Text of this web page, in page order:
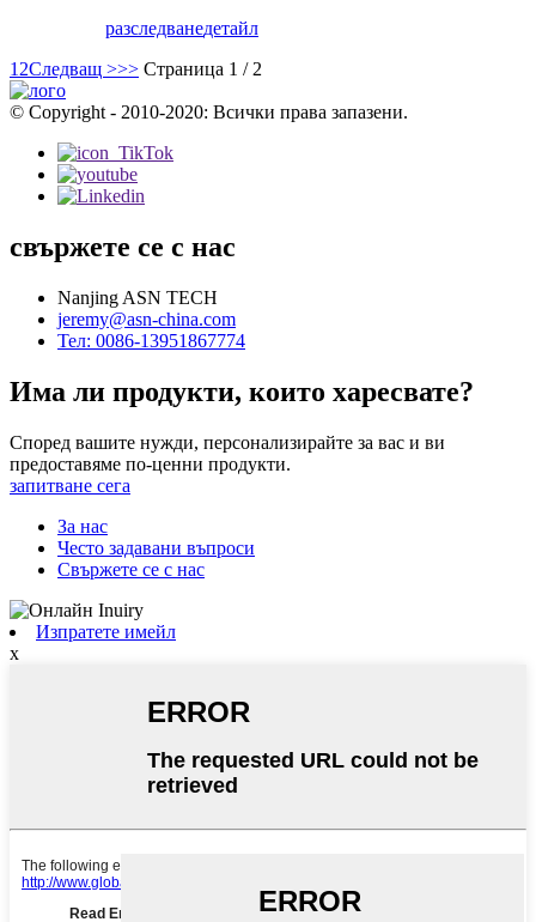
разследванедетайл
12Следващ >>> Страница 1 / 2
© Copyright - 2010-2020: Всички права запазени.
свържете се с нас
Nanjing ASN TECH
jeremy@asn-china.com
Тел: 0086-13951867774
Има ли продукти, които харесвате?
Според вашите нужди, персонализирайте за вас и ви
предоставяме по-ценни продукти.
запитване сега
За нас
Често задавани въпроси
Свържете се с нас
Изпратете имейл
x